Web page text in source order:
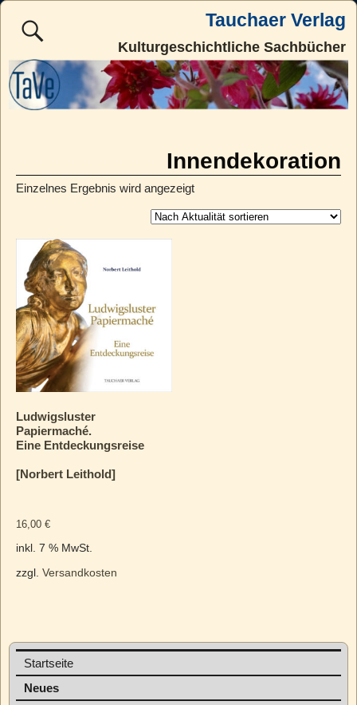
Tauchaer Verlag
Kulturgeschichtliche Sachbücher
Innendekoration
Einzelnes Ergebnis wird angezeigt
Ludwigsluster
Papiermaché.
Eine Entdeckungsreise
[Norbert Leithold]
16,00 €
inkl. 7 % MwSt.
zzgl. Versandkosten
Startseite
Neues